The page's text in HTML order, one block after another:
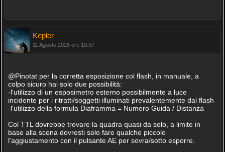
Kepler
11 Agosto 2025 ore 10:37
@Pinotat per la corretta esposizione col flash, in manuale, a
colpo sicuro hai solo due possibilità:
-l'utilizzo di un esposimetro esterno possibilmente a luce
incidente per i ritratti/soggetti illuminati prevalentemente dal flash
-l'utilizzo della formula Diaframma = Numero Guida / Distanza
Col TTL dovrebbe trovare la quadra quasi da solo, a limite in
base alla scena dovresti solo fare qualche piccolo
l'aggiustamento con il pulsante AE per sovra/sotto esporre.